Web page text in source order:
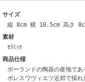
サイズ
縦 8cm 横 10.5cm 高さ
素材
ｾﾗﾐｯｸ
商品仕様
ポーランドの陶器の産地で
ボレスワヴィエツ近郊で採れ